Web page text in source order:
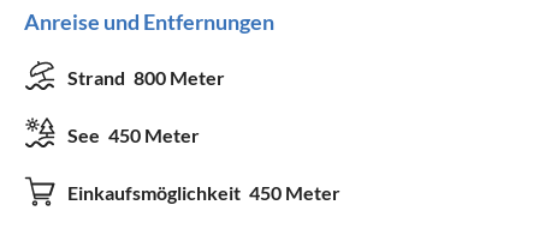
Anreise und Entfernungen
Strand 800 Meter
See 450 Meter
Einkaufsmöglichkeit 450 Meter